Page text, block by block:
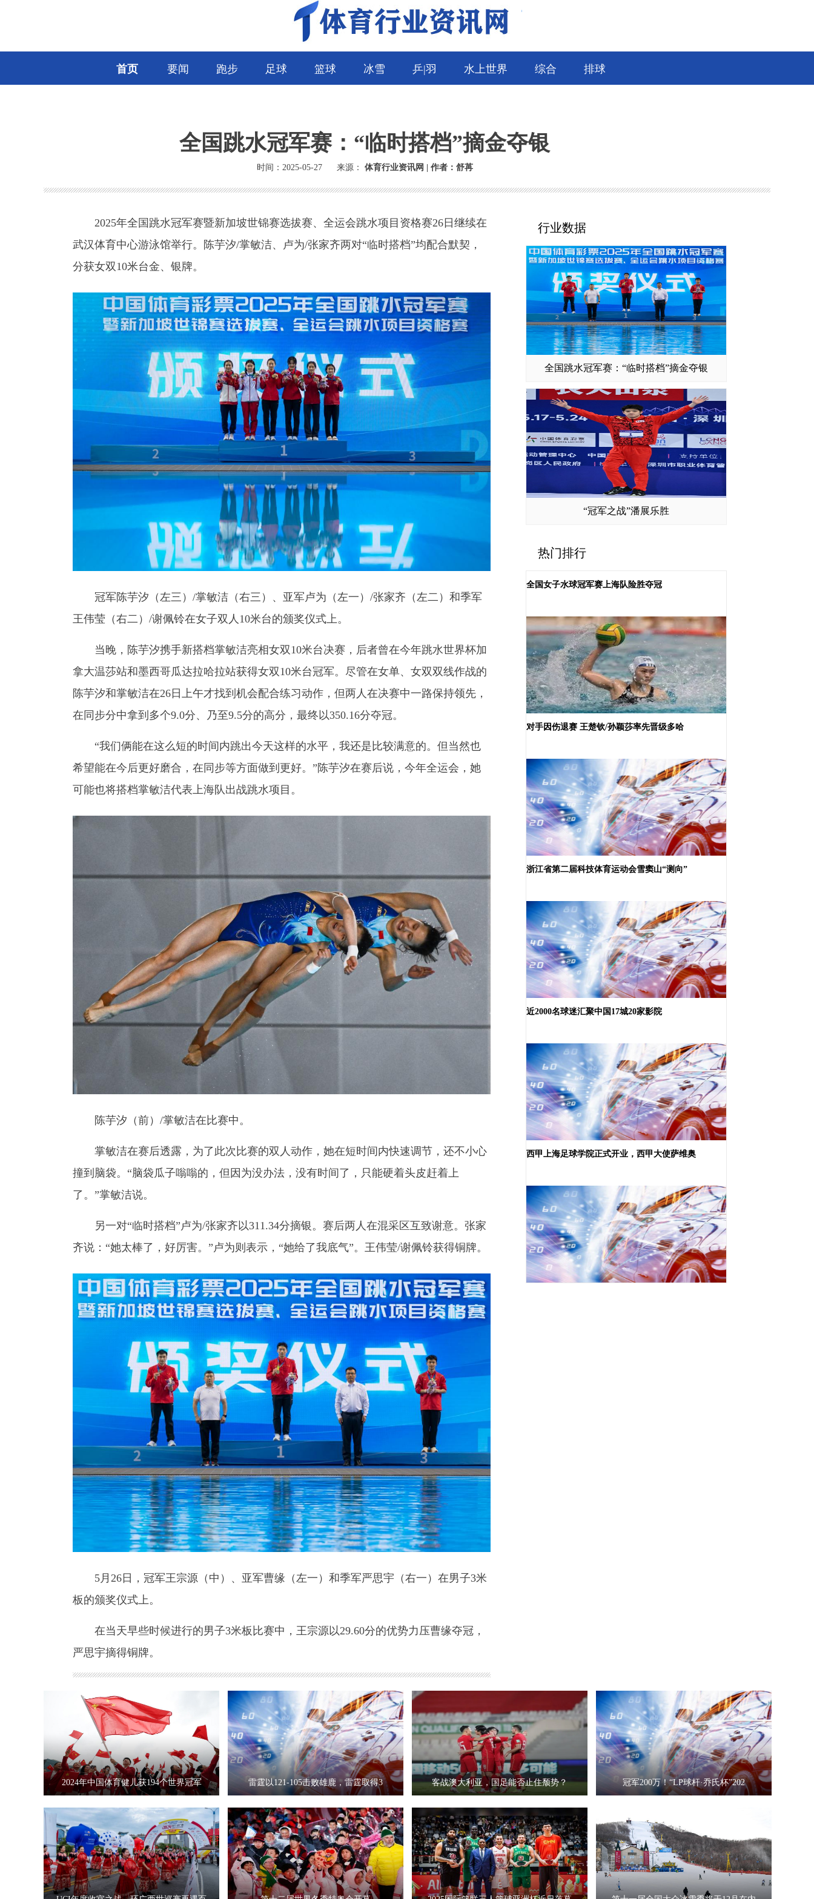
首页 要闻 跑步 足球 篮球 冰雪 乒|羽 水上世界 综合 排球
全国跳水冠军赛：“临时搭档”摘金夺银
时间：2025-05-27 来源： 体育行业资讯网 | 作者：舒苒
2025年全国跳水冠军赛暨新加坡世锦赛选拔赛、全运会跳水项目资格赛26日继续在
武汉体育中心游泳馆举行。陈芋汐/掌敏洁、卢为/张家齐两对“临时搭档”均配合默契，
分获女双10米台金、银牌。
冠军陈芋汐（左三）/掌敏洁（右三）、亚军卢为（左一）/张家齐（左二）和季军
王伟莹（右二）/谢佩铃在女子双人10米台的颁奖仪式上。
当晚，陈芋汐携手新搭档掌敏洁亮相女双10米台决赛，后者曾在今年跳水世界杯加
拿大温莎站和墨西哥瓜达拉哈拉站获得女双10米台冠军。尽管在女单、女双双线作战的
陈芋汐和掌敏洁在26日上午才找到机会配合练习动作，但两人在决赛中一路保持领先，
在同步分中拿到多个9.0分、乃至9.5分的高分，最终以350.16分夺冠。
“我们俩能在这么短的时间内跳出今天这样的水平，我还是比较满意的。但当然也
希望能在今后更好磨合，在同步等方面做到更好。”陈芋汐在赛后说，今年全运会，她
可能也将搭档掌敏洁代表上海队出战跳水项目。
陈芋汐（前）/掌敏洁在比赛中。
掌敏洁在赛后透露，为了此次比赛的双人动作，她在短时间内快速调节，还不小心
撞到脑袋。“脑袋瓜子嗡嗡的，但因为没办法，没有时间了，只能硬着头皮赶着上
了。”掌敏洁说。
另一对“临时搭档”卢为/张家齐以311.34分摘银。赛后两人在混采区互致谢意。张家
齐说：“她太棒了，好厉害。”卢为则表示，“她给了我底气”。王伟莹/谢佩铃获得铜牌。
5月26日，冠军王宗源（中）、亚军曹缘（左一）和季军严思宇（右一）在男子3米
板的颁奖仪式上。
在当天早些时候进行的男子3米板比赛中，王宗源以29.60分的优势力压曹缘夺冠，
严思宇摘得铜牌。
行业数据
全国跳水冠军赛：“临时搭档”摘金夺银
“冠军之战”潘展乐胜
热门排行
全国女子水球冠军赛上海队险胜夺冠
对手因伤退赛 王楚钦/孙颖莎率先晋级多哈
浙江省第二届科技体育运动会雪窦山“测向”
近2000名球迷汇聚中国17城20家影院
西甲上海足球学院正式开业，西甲大使萨维奥
2024年中国体育健儿获194个世界冠军 雷霆以121-105击败雄鹿，雷霆取得3 客战澳大利亚，国足能否止住颓势？ 冠军200万！“LP球杆·乔氏杯”202